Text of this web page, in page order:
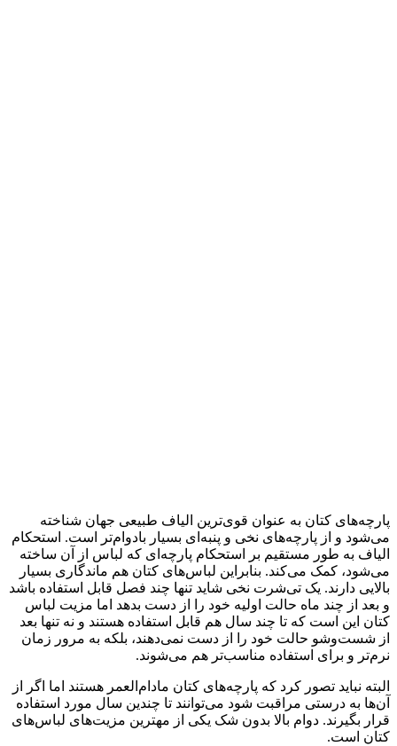
پارچه‌های کتان به عنوان قوی‌ترین الیاف طبیعی جهان شناخته
می‌شود و از پارچه‌های نخی و پنبه‌ای بسیار بادوام‌تر است. استحکام
الیاف به طور مستقیم بر استحکام پارچه‌ای که لباس از آن ساخته
می‌شود، کمک می‌کند. بنابراین لباس‌های کتان هم ماندگاری بسیار
بالایی دارند. یک تی‌شرت نخی شاید تنها چند فصل قابل استفاده باشد
و بعد از چند ماه حالت اولیه خود را از دست بدهد اما مزیت لباس
کتان این است که تا چند سال هم قابل استفاده هستند و نه تنها بعد
از شست‌وشو حالت خود را از دست نمی‌دهند، بلکه به مرور زمان
نرم‌تر و برای استفاده مناسب‌تر هم می‌شوند.
البته نباید تصور کرد که پارچه‌های کتان مادام‌العمر هستند اما اگر از
آن‌ها به درستی مراقبت شود می‌توانند تا چندین سال مورد استفاده
قرار بگیرند. دوام بالا بدون شک یکی از مهترین مزیت‌های لباس‌های
کتان است.